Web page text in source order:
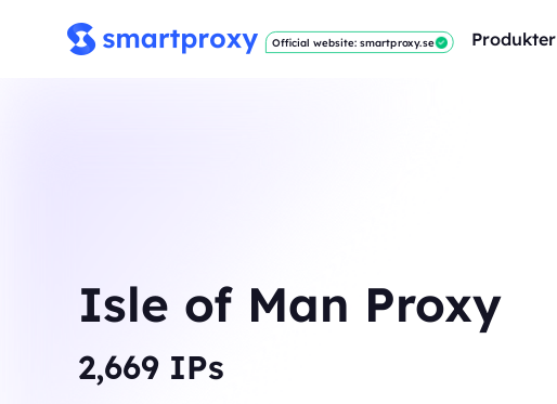
Official website: smartproxy.se Produkter
Isle of Man Proxy
2,684 IPs